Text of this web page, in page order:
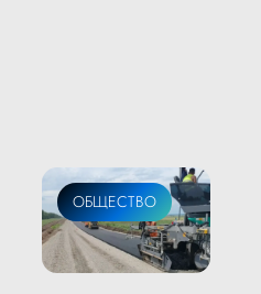
ОБЩЕСТВО